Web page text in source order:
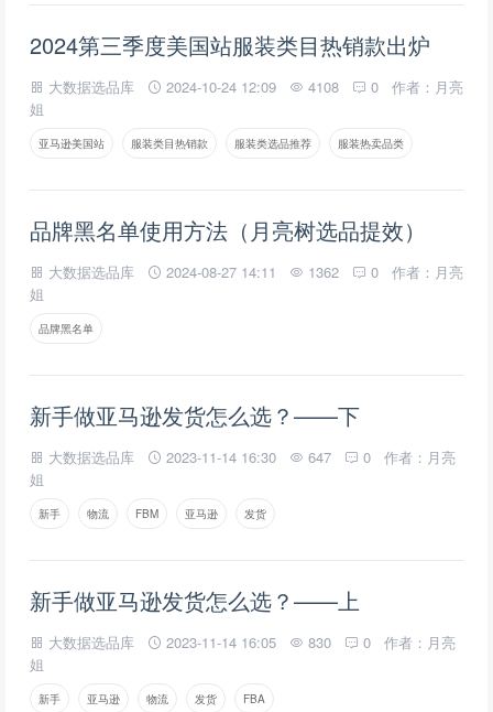
2024第三季度美国站服装类目热销款出炉
大数据选品库 2024-10-24 12:09 4108 0
作者：月亮
姐
亚马逊美国站 服装类目热销款 服装类选品推荐 服装热卖品类
品牌黑名单使用方法（月亮树选品提效）
大数据选品库 2024-08-27 14:11 1362 0
作者：月亮
姐
品牌黑名单
新手做亚马逊发货怎么选？——下
大数据选品库 2023-11-14 16:30 647 0
作者：月亮
姐
新手 物流 FBM 亚马逊 发货
新手做亚马逊发货怎么选？——上
大数据选品库 2023-11-14 16:05 830 0
作者：月亮
姐
新手 亚马逊 物流 发货 FBA